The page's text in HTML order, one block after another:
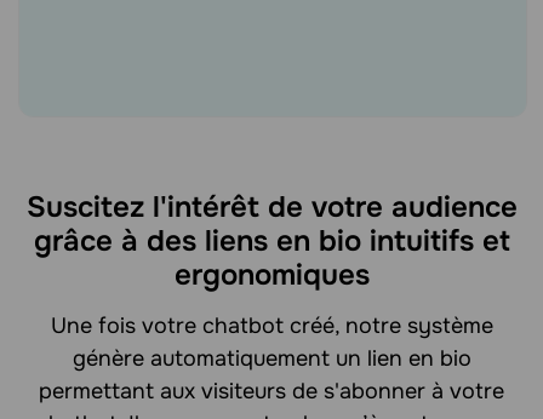
Suscitez l'intérêt de votre audience
grâce à des liens en bio intuitifs et
ergonomiques
Une fois votre chatbot créé, notre système
génère automatiquement un lien en bio
permettant aux visiteurs de s'abonner à votre